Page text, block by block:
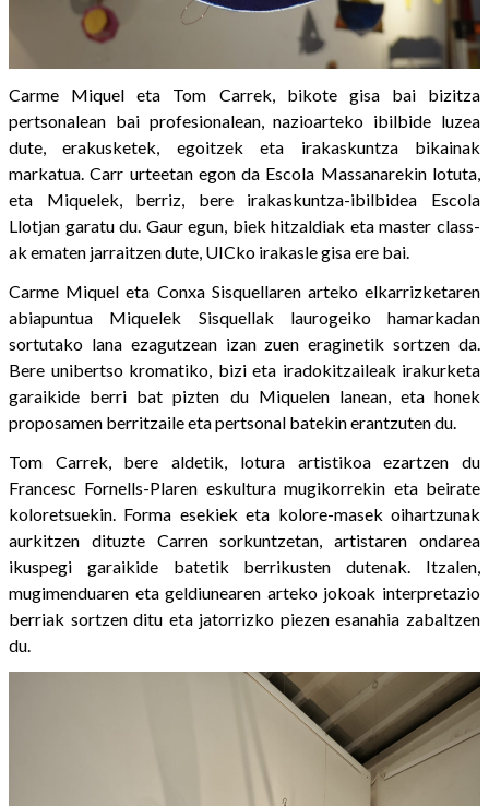
Carme Miquel eta Tom Carrek, bikote gisa bai bizitza
pertsonalean bai profesionalean, nazioarteko ibilbide luzea
dute, erakusketek, egoitzek eta irakaskuntza bikainak
markatua. Carr urteetan egon da Escola Massanarekin lotuta,
eta Miquelek, berriz, bere irakaskuntza-ibilbidea Escola
Llotjan garatu du. Gaur egun, biek hitzaldiak eta master class-
ak ematen jarraitzen dute, UICko irakasle gisa ere bai.
Carme Miquel eta Conxa Sisquellaren arteko elkarrizketaren
abiapuntua Miquelek Sisquellak laurogeiko hamarkadan
sortutako lana ezagutzean izan zuen eraginetik sortzen da.
Bere unibertso kromatiko, bizi eta iradokitzaileak irakurketa
garaikide berri bat pizten du Miquelen lanean, eta honek
proposamen berritzaile eta pertsonal batekin erantzuten du.
Tom Carrek, bere aldetik, lotura artistikoa ezartzen du
Francesc Fornells-Plaren eskultura mugikorrekin eta beirate
koloretsuekin. Forma esekiek eta kolore-masek oihartzunak
aurkitzen dituzte Carren sorkuntzetan, artistaren ondarea
ikuspegi garaikide batetik berrikusten dutenak. Itzalen,
mugimenduaren eta geldiunearen arteko jokoak interpretazio
berriak sortzen ditu eta jatorrizko piezen esanahia zabaltzen
du.